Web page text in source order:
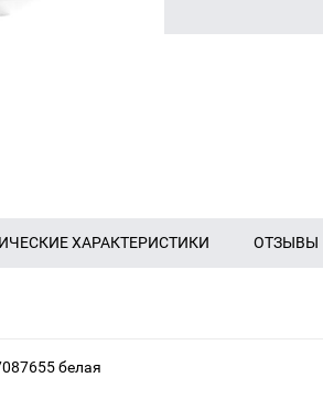
ХАРАКТЕРИСТИКИ ОТЗЫВЫ
белая